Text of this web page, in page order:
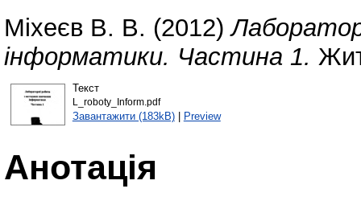
Міхеєв В. В. (2012)
інформатики. Частина 1.
Текст
L_roboty_Inform.pdf
Завантажити (183kB)| Preview
Анотація